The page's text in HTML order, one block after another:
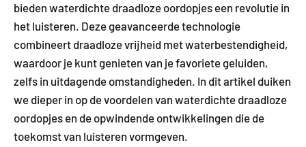
bieden waterdichte draadloze oordopjes een revolutie in
het luisteren. Deze geavanceerde technologie
combineert draadloze vrijheid met waterbestendigheid,
waardoor je kunt genieten van je favoriete geluiden,
zelfs in uitdagende omstandigheden. In dit artikel duiken
we dieper in op de voordelen van waterdichte draadloze
oordopjes en de opwindende ontwikkelingen die de
toekomst van luisteren vormgeven.